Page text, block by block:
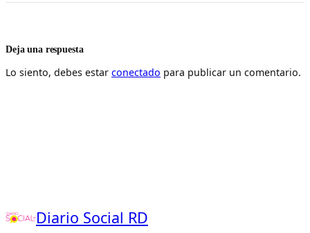
Deja una respuesta
Lo siento, debes estar conectado para publicar un comentario.
Diario Social RD